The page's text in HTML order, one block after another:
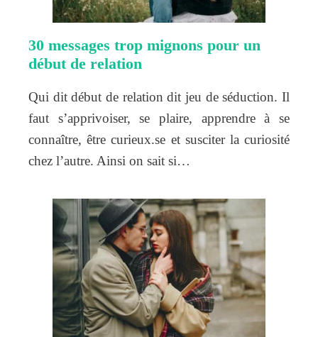
30 messages trop mignons pour un
début de relation
Qui dit début de relation dit jeu de séduction. Il
faut s’apprivoiser, se plaire, apprendre à se
connaître, être curieux.se et susciter la curiosité
chez l’autre. Ainsi on sait si…